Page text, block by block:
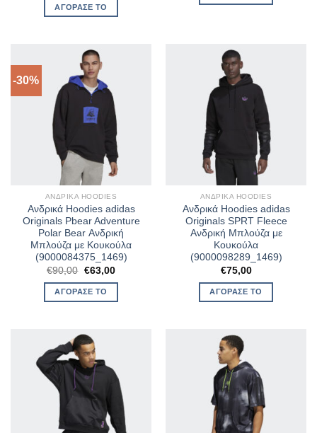
ΑΓΌΡΑΣΈ ΤΟ
-30%
ΑΝΔΡΙΚΆ HOODIES
Ανδρικά Hoodies adidas
Originals Pbear Adventure
Polar Bear Ανδρική
Μπλούζα με Κουκούλα
(9000084375_1469)
€90,00 Original
price
was:
€90,00.
€63,00Η
ΑΓΌΡΑΣΈ ΤΟ
ΑΝΔΡΙΚΆ HOODIES
Ανδρικά Hoodies adidas
Originals SPRT Fleece
Ανδρική Μπλούζα με
Κουκούλα
(9000098289_1469)
€75,00
ΑΓΌΡΑΣΈ ΤΟ